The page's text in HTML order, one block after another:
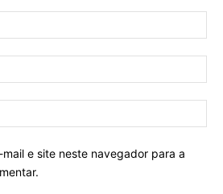
e site neste navegador para a